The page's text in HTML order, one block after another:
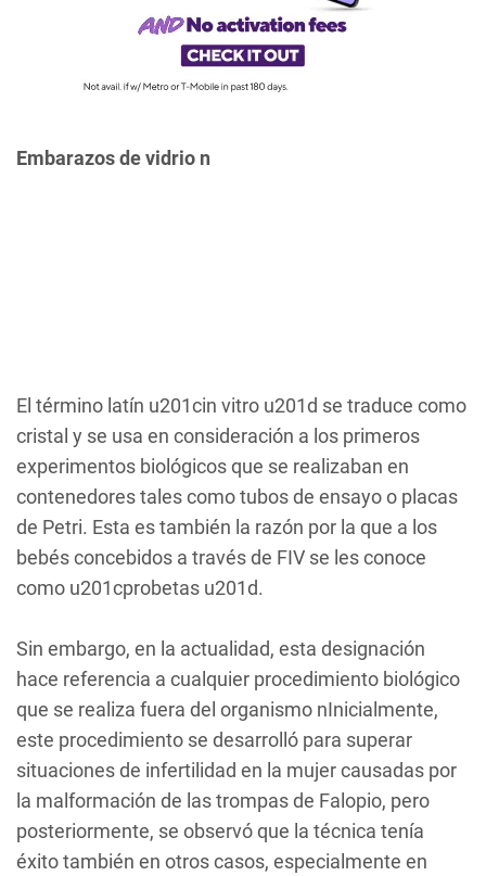
Embarazos de vidrio n
El término latín u201cin vitro u201d se traduce como
cristal y se usa en consideración a los primeros
experimentos biológicos que se realizaban en
contenedores tales como tubos de ensayo o placas
de Petri. Esta es también la razón por la que a los
bebés concebidos a través de FIV se les conoce
como u201cprobetas u201d.
Sin embargo, en la actualidad, esta designación
hace referencia a cualquier procedimiento biológico
que se realiza fuera del organismo nInicialmente,
este procedimiento se desarrolló para superar
situaciones de infertilidad en la mujer causadas por
la malformación de las trompas de Falopio, pero
posteriormente, se observó que la técnica tenía
éxito también en otros casos, especialmente en